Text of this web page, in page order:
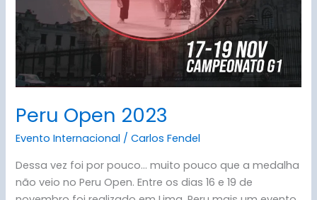
Peru Open 2023
Evento Internacional /Carlos Fendel
Dessa vez foi por pouco… muito pouco que a medalha
não veio no Peru Open. Entre os dias 16 e 19 de